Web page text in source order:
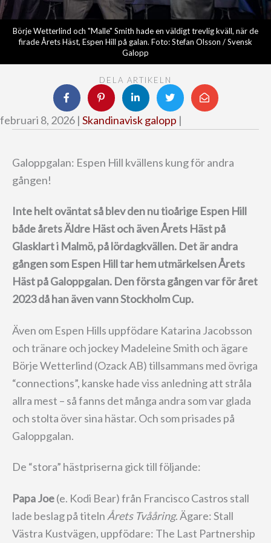
Börje Wetterlind och "Malle" Smith hade en väldigt trevlig kväll, när de
firade Årets Häst, Espen Hill på galan. Foto: Stefan Olsson / Svensk
Galopp
DELA ARTIKELN
februari 8, 2026 | Skandinavisk galopp |
Galoppgalan: Espen Hill kvällens kung för andra
gången!
Inte helt oväntat så blev den nu tioårige Espen Hill
både årets Äldre Häst och även Årets Häst på
Glasklart i Malmö, på lördagkvällen. Det är andra
gången som Espen Hill tar hem utmärkelsen Årets
Häst på Galoppgalan. Den första gången var för året
2023 då han även vann Stockholm Cup.
Även om Espen Hills uppfödare Katarina Jacobsson
och tränare och jockey Madeleine Smith och ägare
Börje Wetterlind (Ozack AB) tillsammans med övriga
“connections”, kanske hade viss anledning att stråla
allra mest – så fanns det många andra som var glada
och stolta över sina hästar. Och som prisades på
Galoppgalan.
De “stora” hästpriserna gick till följande:
Papa Joe(e. Kodi Bear)från Francisco Castros stall
lade beslag på titeln Årets Tvååring. Ägare: Stall
Västra Kustvägen, uppfödare: The Last Partnership